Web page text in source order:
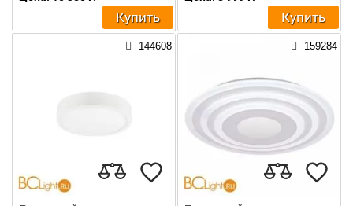
Купить Купить
144608 159284